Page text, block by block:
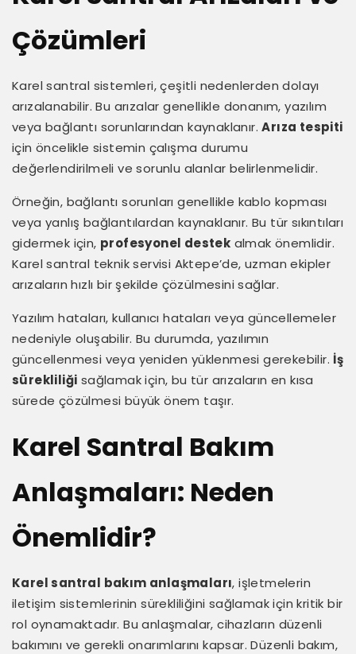
Çözümleri
Karel santral sistemleri, çeşitli nedenlerden dolayı
arızalanabilir. Bu arızalar genellikle donanım, yazılım
veya bağlantı sorunlarından kaynaklanır.Arıza tespiti
için öncelikle sistemin çalışma durumu
değerlendirilmeli ve sorunlu alanlar belirlenmelidir.
Örneğin, bağlantı sorunları genellikle kablo kopması
veya yanlış bağlantılardan kaynaklanır. Bu tür sıkıntıları
gidermek için, profesyonel destek almak önemlidir.
Karel santral teknik servisi Aktepe’de, uzman ekipler
arızaların hızlı bir şekilde çözülmesini sağlar.
Yazılım hataları, kullanıcı hataları veya güncellemeler
nedeniyle oluşabilir. Bu durumda, yazılımın
güncellenmesi veya yeniden yüklenmesi gerekebilir. İş
sürekliliği sağlamak için, bu tür arızaların en kısa
sürede çözülmesi büyük önem taşır.
Karel Santral Bakım
Anlaşmaları: Neden
Önemlidir?
Karel santral bakım anlaşmaları, işletmelerin
iletişim sistemlerinin sürekliliğini sağlamak için kritik bir
rol oynamaktadır. Bu anlaşmalar, cihazların düzenli
bakımını ve gerekli onarımlarını kapsar. Düzenli bakım,